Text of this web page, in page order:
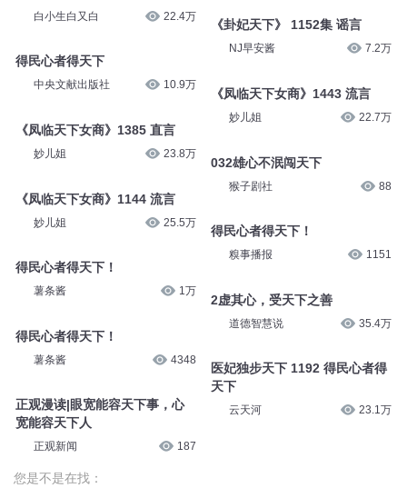
白小生白又白 22.4万
得民心者得天下
中央文献出版社 10.9万
《凤临天下女商》1385 直言
妙儿姐 23.8万
《凤临天下女商》1144 流言
妙儿姐 25.5万
得民心者得天下！
薯条酱 1万
得民心者得天下！
薯条酱 4348
正观漫读|眼宽能容天下事，心
宽能容天下人
正观新闻 187
《卦妃天下》 1152集 谣言
NJ早安酱 7.2万
《凤临天下女商》1443 流言
妙儿姐 22.7万
032雄心不泯闯天下
猴子剧社 88
得民心者得天下！
糗事播报 1151
2虚其心，受天下之善
道德智慧说 35.4万
医妃独步天下 1192 得民心者得
天下
云天河 23.1万
您是不是在找：